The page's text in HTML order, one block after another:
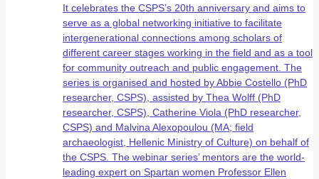
It celebrates the CSPS’s 20th anniversary and aims to
serve as a global networking initiative to facilitate
intergenerational connections among scholars of
different career stages working in the field and as a tool
for community outreach and public engagement. The
series is organised and hosted by Abbie Costello (PhD
researcher, CSPS), assisted by Thea Wolff (PhD
researcher, CSPS), Catherine Viola (PhD researcher,
CSPS) and Malvina Alexopoulou (MA; field
archaeologist, Hellenic Ministry of Culture) on behalf of
the CSPS. The webinar series’ mentors are the world-
leading expert on Spartan women Professor Ellen